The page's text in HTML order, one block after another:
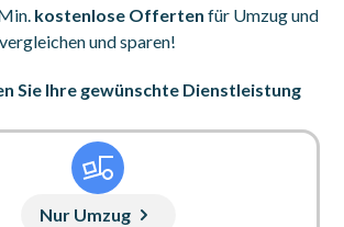
kostenlose Offerten für Umzug und
und sparen!
Sie Ihre gewünschte Dienstleistung
Nur Umzug